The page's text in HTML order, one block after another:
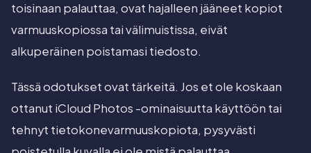
toisinaan palauttaa, ovat hajalleen jääneet kopiot
varmuuskopiossa tai välimuistissa, eivät
alkuperäinen poistamasi tiedosto.
Tässä odotukset ovat tärkeitä. Jos et ole koskaan
ottanut iCloud Photos -ominaisuutta käyttöön tai
tehnyt tietokonevarmuuskopiota, pysyvästi